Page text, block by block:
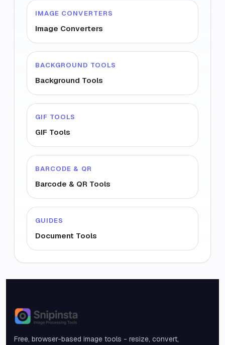
IMAGE CONVERTERS
Image Converters
BACKGROUND TOOLS
Background Tools
GIF TOOLS
GIF Tools
BARCODE & QR
Barcode & QR Tools
GUIDES
Document Tools
Snipinsta
Free, browser-based image tools - resize, convert,